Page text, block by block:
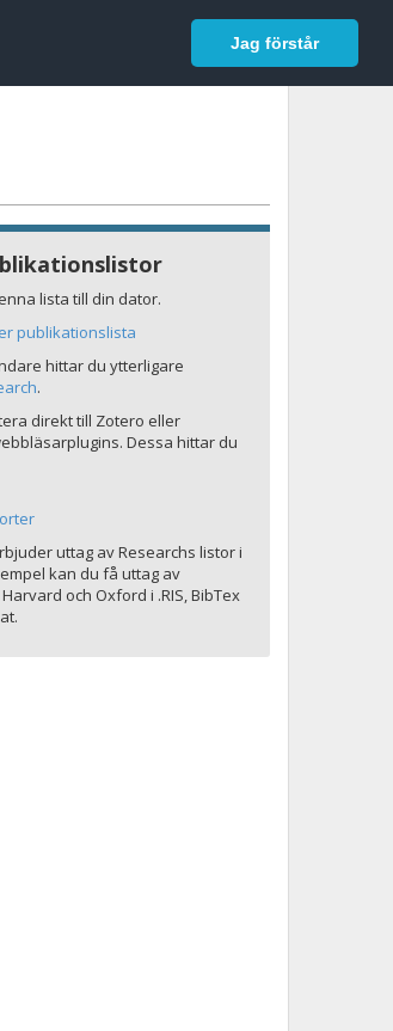
Jag förstår
Logga in
lista till din dator.
publikationslista
hittar du ytterligare
.
direkt till Zotero eller
Dessa hittar du
uttag av Researchs listor i
kan du få uttag av
och Oxford i .RIS, BibTex